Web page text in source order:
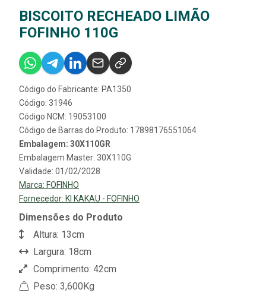
BISCOITO RECHEADO LIMÃO
FOFINHO 110G
Código do Fabricante: PA1350
Código: 31946
Código NCM: 19053100
Código de Barras do Produto: 17898176551064
Embalagem: 30X110GR
Embalagem Master: 30X110G
Validade: 01/02/2028
Marca: FOFINHO
Fornecedor: KI KAKAU - FOFINHO
Dimensões do Produto
Altura: 13cm
Largura: 18cm
Comprimento: 42cm
Peso: 3,600Kg